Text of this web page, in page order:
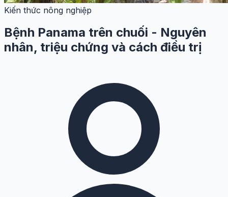
Kiến thức nông nghiệp
Bệnh Panama trên chuối - Nguyên
nhân, triệu chứng và cách điều trị